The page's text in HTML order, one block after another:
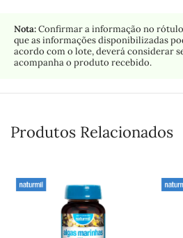
Nota:Confirmar a informação no
que as informações disponibilizadas
acordo com o lote, deverá considerar
acompanha o produto recebido.
Produtos Relacionados